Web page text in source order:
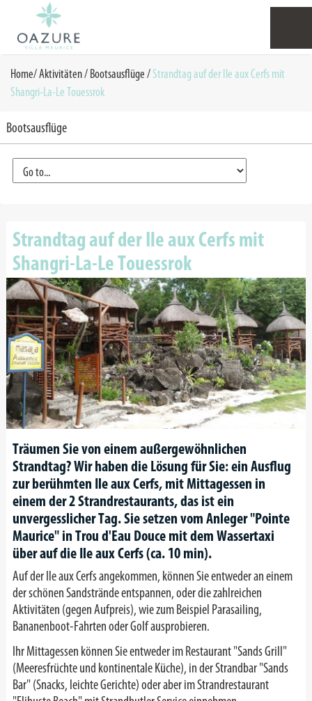
Home/Aktivitäten/Bootsausflüge/Strandtag auf der Ile aux Cerfs mit
Shangri-La-Le Touessrok
Bootsausflüge
Strandtag auf der Ile aux Cerfs mit
Shangri-La-Le Touessrok
Träumen Sie von einem außergewöhnlichen
Strandtag? Wir haben die Lösung für Sie: ein Ausflug
zur berühmten Ile aux Cerfs, mit Mittagessen in
einem der 2 Strandrestaurants, das ist ein
unvergesslicher Tag. Sie setzen vom Anleger "Pointe
Maurice" in Trou d'Eau Douce mit dem Wassertaxi
über auf die Ile aux Cerfs (ca. 10 min).
Auf der Ile aux Cerfs angekommen, können Sie entweder an einem
der schönen Sandstrände entspannen, oder die zahlreichen
Aktivitäten (gegen Aufpreis), wie zum Beispiel Parasailing,
Bananenboot-Fahrten oder Golf ausprobieren.
Ihr Mittagessen können Sie entweder im Restaurant "Sands Grill"
(Meeresfrüchte und kontinentale Küche), in der Strandbar "Sands
Bar" (Snacks, leichte Gerichte) oder aber im Strandrestaurant